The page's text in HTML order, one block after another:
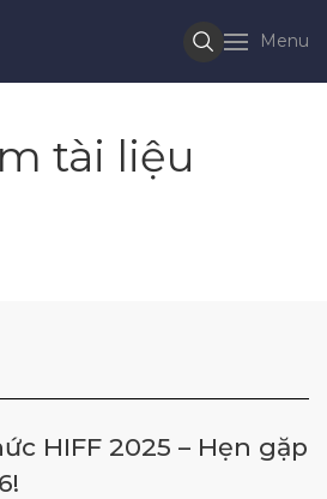
Menu
tài liệu
HIFF 2025 – Hẹn gặp